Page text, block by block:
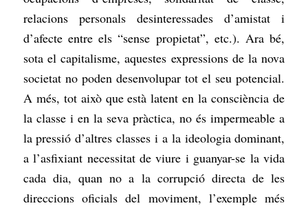
relacions personals desinteressades d’amistat i
d’afecte entre els “sense propietat”, etc.). Ara bé,
sota el capitalisme, aquestes expressions de la nova
societat no poden desenvolupar tot el seu potencial.
A més, tot això que està latent en la consciència de
la classe i en la seva pràctica, no és impermeable a
la pressió d’altres classes i a la ideologia dominant,
a l’asfixiant necessitat de viure i guanyar-se la vida
cada dia, quan no a la corrupció directa de les
direccions oficials del moviment, l’exemple més